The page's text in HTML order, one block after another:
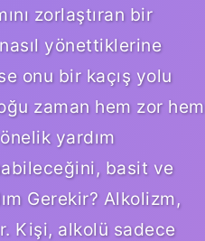
zorlaştıran bir
yönettiklerine
onu bir kaçış yolu
zaman hem zor hem
yardım
basit ve
Gerekir? Alkolizm,
Kişi, alkolü sadece